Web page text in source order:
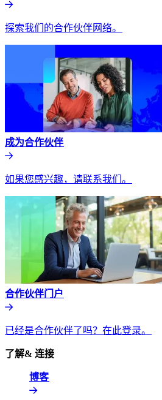
探索我们的合作伙伴网络。​​
成为合作伙伴​​
如果您感兴趣，请联系我们。​​
合作伙伴门户​​
已经是合作伙伴了吗？在此登录。​​
了解& 连接​​
博客​​